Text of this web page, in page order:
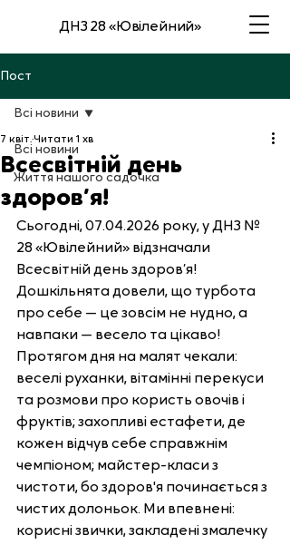
ДНЗ 28 «Ювілейний»
Пост
Всі новини
Життя нашого садочка
Всі новини
Всесвітній день
здоров’я!
7 квіт.Читати 1 хв
Сьогодні, 07.04.2026 року, у ДНЗ №
28 «Ювілейний» відзначали
Всесвітній день здоров’я!
Дошкільнята довели, що турбота
про себе — це зовсім не нудно, а
навпаки — весело та цікаво!
Протягом дня на малят чекали:
веселі руханки, вітамінні перекуси
та розмови про користь овочів і
фруктів; захопливі естафети, де
кожен відчув себе справжнім
чемпіоном; майстер-класи з
чистоти, бо здоров'я починається з
чистих долоньок. Ми впевнені:
корисні звички, закладені змалечку